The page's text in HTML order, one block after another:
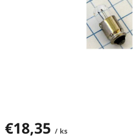
€18,35 / ks